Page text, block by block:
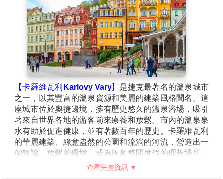
【卡羅維瓦利Karlovy Vary】 是捷克最著名的溫泉城市
之一，以其豐富的溫泉資源和美麗的建築風格聞名。這
座城市位於奧捷邊境，擁有歷史悠久的溫泉浴場，吸引
著來自世界各地的游客前來療養和放鬆。市內的溫泉泉
水有助於促進健康，並有著數百年的歷史。卡羅維瓦利
的華麗建築、綠意盎然的公園和流淌的河流，營造出一
個靜謐、放鬆的環境，成為旅客悠閒度假的理想場所。
每年舉行的國際電影節也為這座城市增添了不少文化魅
查看完整資訊